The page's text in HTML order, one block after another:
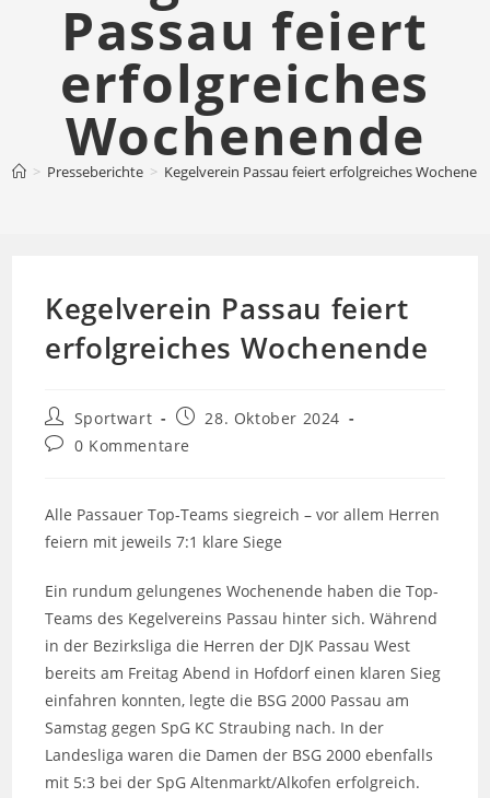
Passau feiert
erfolgreiches
Wochenende
> Presseberichte > Kegelverein Passau feiert erfolgreiches
Kegelverein Passau feiert
erfolgreiches Wochenende
Beitrags-
Autor:
Sportwart
Beitrag28. Oktober 2024
Beitrags-
0 Kommentare
Alle Passauer Top-Teams siegreich – vor allem Herren
feiern mit jeweils 7:1 klare Siege
Ein rundum gelungenes Wochenende haben die Top-
Teams des Kegelvereins Passau hinter sich. Während
in der Bezirksliga die Herren der DJK Passau West
bereits am Freitag Abend in Hofdorf einen klaren Sieg
einfahren konnten, legte die BSG 2000 Passau am
Samstag gegen SpG KC Straubing nach. In der
Landesliga waren die Damen der BSG 2000 ebenfalls
mit 5:3 bei der SpG Altenmarkt/Alkofen erfolgreich.